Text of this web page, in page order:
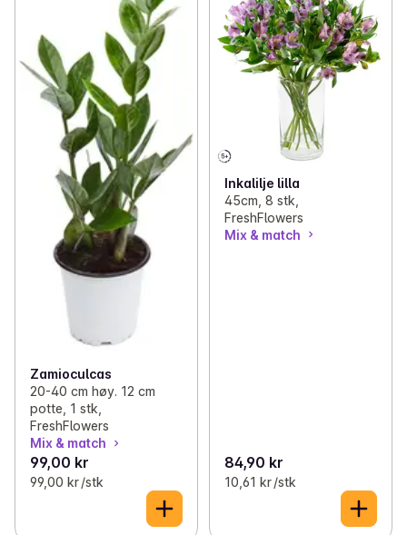
Faste kupp: Pasta 0
Zamioculcas
20-40 cm høy. 12 cm
potte, 1 stk,
FreshFlowers
Mix & match
99,00 kr
99,00 kr /stk
Inkalilje lilla
45cm, 8 stk,
FreshFlowers
Mix & match
84,90 kr
10,61 kr /stk